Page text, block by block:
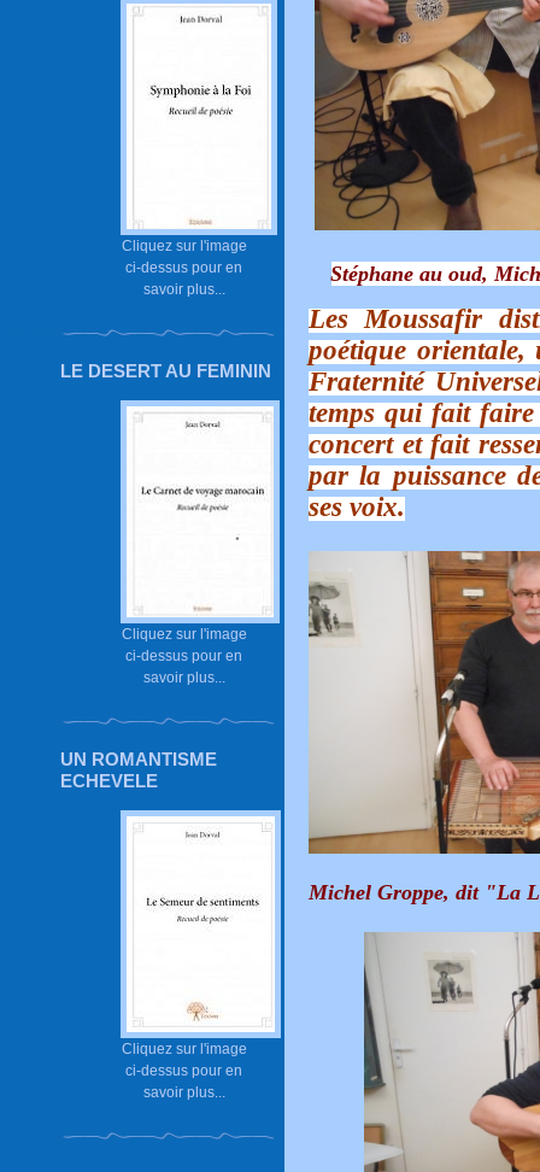
Cliquez sur l'image
ci-dessus pour en
savoir plus...
LE DESERT AU FEMININ
Cliquez sur l'image
ci-dessus pour en
savoir plus...
UN ROMANTISME
ECHEVELE
Cliquez sur l'image
ci-dessus pour en
savoir plus...
Stéphane au oud,
Les Moussafir
poétique
Fraternité
temps qui fait faire
concert et fait
par la puissance
ses voix.
Michel Groppe, dit "La